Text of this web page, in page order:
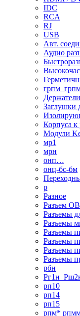
IDC
RCA
RJ
USB
Авт.
Аудио
Заглушки
Корпуса к
Модули
мр1
мрн
онп…
онц-бс-бм
р
Разное
Разъем
Разъемы
Разъемы
Разъемы
Разъемы
Разъемы
Разъемы
рбн
рп10
рп14
рп15
рпм*